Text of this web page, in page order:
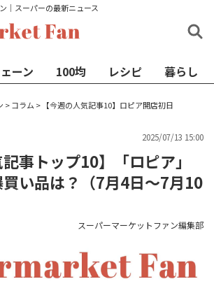
│スーパーの最新ニュース
ーン 100均 レシピ 暮らし
>コラム > 【今週の人気記事10】ロピア開店初日
2025/07/13 15:00
記事トップ10】「ロピア」
い品は？（7月4日〜7月10
スーパーマーケットファン編集部